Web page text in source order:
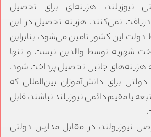
هزینه‌ای برای تحصیل
نمی‌کنند. هزینه تحصیل در این
این کشور تامین می‌شود، بنابراین
شهریه توسط والدین نیست و تنها
جانبی تحصیل پرداخت شود.
برای دانش‌آموزان بین‌المللی که
یا مقیم دائمی نیوزیلند نباشند، قابل
در مقابل مدارس دولتی